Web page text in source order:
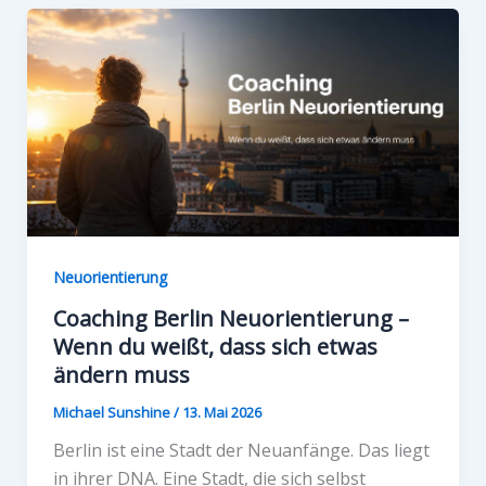
Neuorientierung
Coaching Berlin Neuorientierung –
Wenn du weißt, dass sich etwas
ändern muss
Michael Sunshine/13. Mai 2026
Berlin ist eine Stadt der Neuanfänge. Das liegt
in ihrer DNA. Eine Stadt, die sich selbst